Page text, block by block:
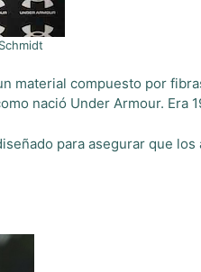
compuesto por
nació Under Armour. Era
para asegurar que